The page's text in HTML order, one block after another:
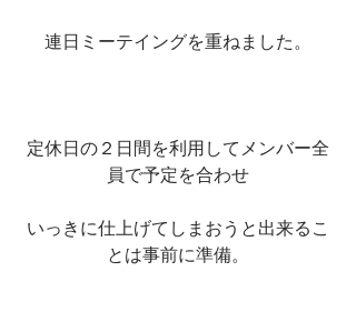
連日ミーテイングを重ねました。
定休日の２日間を利用してメンバー全
員で予定を合わせ
いっきに仕上げてしまおうと出来るこ
とは事前に準備。